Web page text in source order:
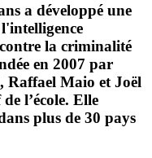
a développé une
la criminalité
en 2007 par
Raffael Maio et Joël
l’école. Elle
plus de 30 pays